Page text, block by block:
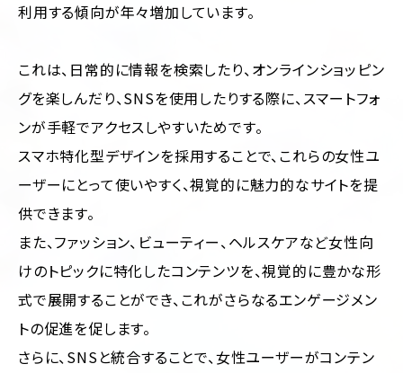
利用する傾向が年々増加しています。
これは、日常的に情報を検索したり、オンラインショッピン
グを楽しんだり、SNSを使用したりする際に、スマートフォ
ンが手軽でアクセスしやすいためです。
スマホ特化型デザインを採用することで、これらの女性ユ
ーザーにとって使いやすく、視覚的に魅力的なサイトを提
供できます。
また、ファッション、ビューティー、ヘルスケアなど女性向
けのトピックに特化したコンテンツを、視覚的に豊かな形
式で展開することができ、これがさらなるエンゲージメン
トの促進を促します。
さらに、SNSと統合することで、女性ユーザーがコンテン